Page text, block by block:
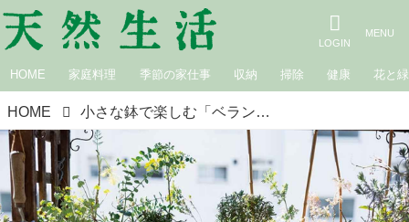
HOME 家庭料理 季節の家仕事 収納 掃除 健康 花と緑
HOME 小さな鉢で楽しむ「ベランダガーデニング」はメリットがいっぱい！鉢の入れ替えもラクラク、目線の高さに並べていつでも植物を観察／ガーデニングクリエイター・たなかやすこさん